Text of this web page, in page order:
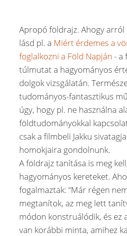
Apropó földrajz. Ahogy
lásd pl. a Miért érdemes a
foglalkozni a Föld Napján - a
túlmutat a hagyományos
dolgok vizsgálatán.
tudományos-fantasztikus
úgy, hogy pl. ne használna
földtudományokkal
csak a filmbeli Jakku
homokjaira gondolnunk.
A földrajz tanítása is meg
hagyományos kereteket.
fogalmaztak: “Már régen
megtanítok, az meg lett
módon konstruálódik, és ez
van korábbi minta, amihez